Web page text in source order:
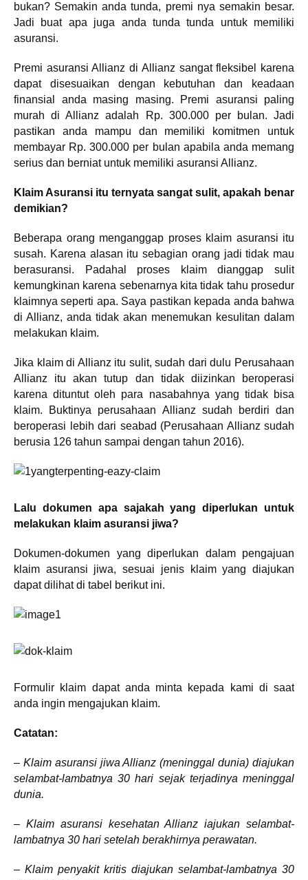
bukan? Semakin anda tunda, premi nya semakin besar.
Jadi buat apa juga anda tunda tunda untuk memiliki
asuransi.
Premi asuransi Allianz di Allianz sangat fleksibel karena
dapat disesuaikan dengan kebutuhan dan keadaan
finansial anda masing masing. Premi asuransi paling
murah di Allianz adalah Rp. 300.000 per bulan. Jadi
pastikan anda mampu dan memiliki komitmen untuk
membayar Rp. 300.000 per bulan apabila anda memang
serius dan berniat untuk memiliki asuransi Allianz.
Klaim Asuransi itu ternyata sangat sulit, apakah benar
demikian?
Beberapa orang menganggap proses klaim asuransi itu
susah. Karena alasan itu sebagian orang jadi tidak mau
berasuransi. Padahal proses klaim dianggap sulit
kemungkinan karena sebenarnya kita tidak tahu prosedur
klaimnya seperti apa. Saya pastikan kepada anda bahwa
di Allianz, anda tidak akan menemukan kesulitan dalam
melakukan klaim.
Jika klaim di Allianz itu sulit, sudah dari dulu Perusahaan
Allianz itu akan tutup dan tidak diizinkan beroperasi
karena dituntut oleh para nasabahnya yang tidak bisa
klaim. Buktinya perusahaan Allianz sudah berdiri dan
beroperasi lebih dari seabad (Perusahaan Allianz sudah
berusia 126 tahun sampai dengan tahun 2016).
Lalu dokumen apa sajakah yang diperlukan untuk
melakukan klaim asuransi jiwa?
Dokumen-dokumen yang diperlukan dalam pengajuan
klaim asuransi jiwa, sesuai jenis klaim yang diajukan
dapat dilihat di tabel berikut ini.
Formulir klaim dapat anda minta kepada kami di saat
anda ingin mengajukan klaim.
Catatan:
– Klaim asuransi jiwa Allianz (meninggal dunia) diajukan
selambat-lambatnya 30 hari sejak terjadinya meninggal
dunia.
– Klaim asuransi kesehatan Allianz iajukan selambat-
lambatnya 30 hari setelah berakhirnya perawatan.
– Klaim penyakit kritis diajukan selambat-lambatnya 30